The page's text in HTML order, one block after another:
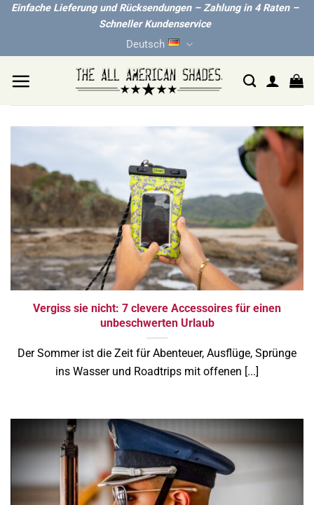
ZumEinfache Lieferung und Rücksendungen – Zahlung in 4 Raten –
Schneller Kundenservice
Deutsch
Vergiss sie nicht: 7 clevere Accessoires für einen
unbeschwerten Urlaub
Der Sommer ist die Zeit für Abenteuer, Ausflüge, Sprünge
ins Wasser und Roadtrips mit offenen [...]